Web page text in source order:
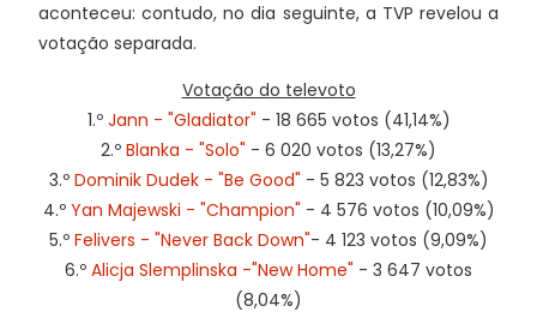
aconteceu: contudo, no dia seguinte, a TVP revelou a
votação separada.
Votação do televoto
1.º Jann - "Gladiator" - 18 665 votos (41,14%)
2.º Blanka - "Solo" - 6 020 votos (13,27%)
3.º Dominik Dudek - "Be Good" - 5 823 votos (12,83%)
4.º Yan Majewski - "Champion" - 4 576 votos (10,09%)
5.º Felivers - "Never Back Down"- 4 123 votos (9,09%)
6.º Alicja Slemplinska -"New Home" - 3 647 votos
(8,04%)